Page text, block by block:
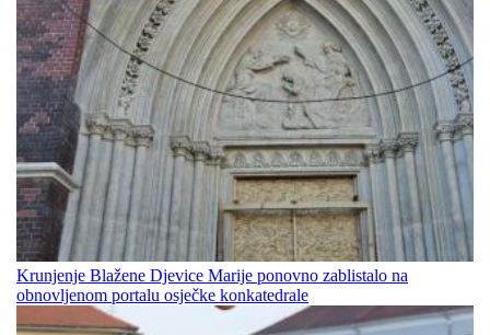
Krunjenje Blažene Djevice Marije ponovno zablistalo na
obnovljenom portalu osječke konkatedrale